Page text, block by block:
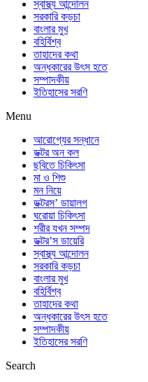
স্বাস্থ্য আন্দোলন
সরকারি কড়চা
বাংলার মুখ
বহির্বিশ্ব
তাহাদের কথা
অন্ধকারের উৎস হতে
সম্পাদকীয়
ইতিহাসের সরণি
Menu
আরোগ্যের সন্ধানে
ডক্টর অন কল
ছবিতে চিকিৎসা
মা ও শিশু
মন নিয়ে
ডক্টরস’ ডায়ালগ
ঘরোয়া চিকিৎসা
শরীর যখন সম্পদ
ডক্টর’স ডায়েরি
স্বাস্থ্য আন্দোলন
সরকারি কড়চা
বাংলার মুখ
বহির্বিশ্ব
তাহাদের কথা
অন্ধকারের উৎস হতে
সম্পাদকীয়
ইতিহাসের সরণি
Search